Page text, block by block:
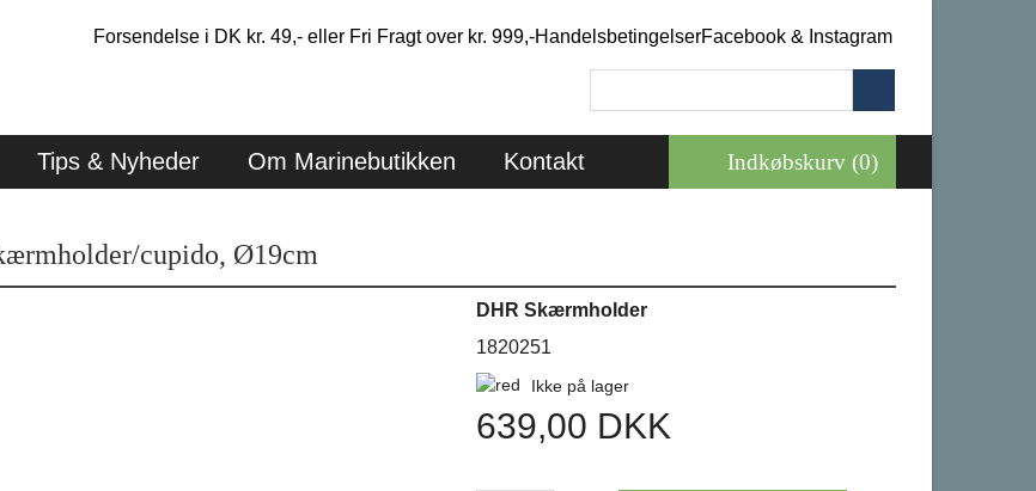
Forsendelse i DK kr. 49,- eller Fri Fragt over kr. 999,-HandelsbetingelserFacebook & Instagram
Tips & Nyheder Om Marinebutikken Kontakt Indkøbskurv (0)
cupido, Ø19cm
DHR Skærmholder
1820251
Ikke på lager
639,00 DKK